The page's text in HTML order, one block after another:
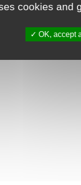
cookies and
OK, accept